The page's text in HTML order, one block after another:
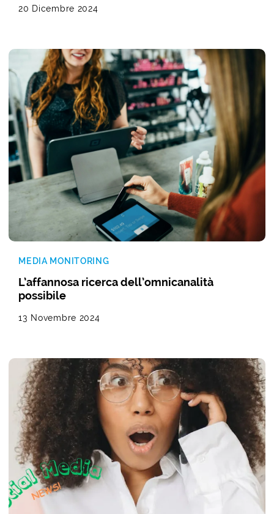
20 Dicembre 2024
MEDIA MONITORING
L’affannosa ricerca dell’omnicanalità
possibile
13 Novembre 2024